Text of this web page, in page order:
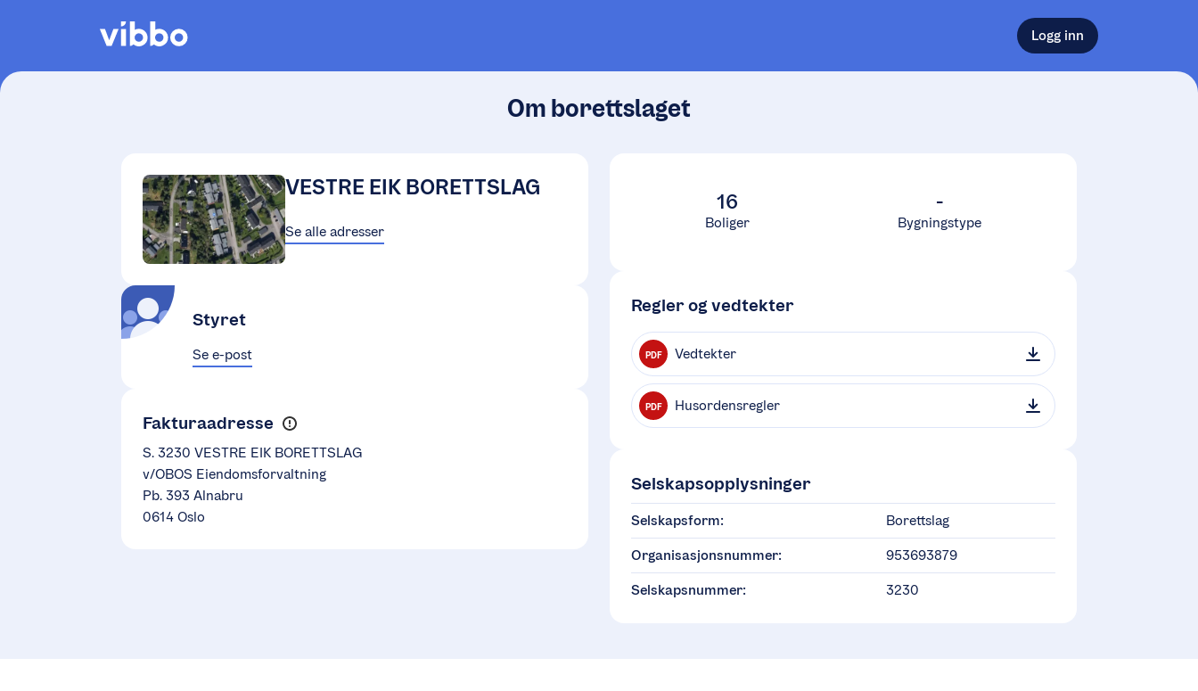
Logg inn
Om borettslaget
VESTRE EIK BORETTSLAG
Se alle adresser
Styret
Se e-post
Fakturaadresse
S. 3230 VESTRE EIK BORETTSLAG
v/OBOS Eiendomsforvaltning
Pb. 393 Alnabru
0614 Oslo
16
Boliger
-
Bygningstype
Regler og vedtekter
PDF Vedtekter
PDF Husordensregler
Selskapsopplysninger
Selskapsform: Borettslag
Organisasjonsnummer: 953693879
Selskapsnummer: 3230